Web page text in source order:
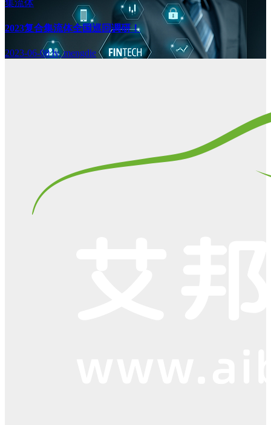
集流体
2023复合集流体全国巡回调研！
2023-06-08lv, mengdie